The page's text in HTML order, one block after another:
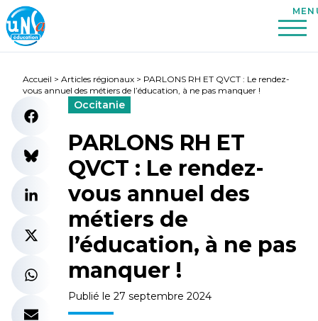
Accueil > Articles régionaux > PARLONS RH ET QVCT : Le rendez-
vous annuel des métiers de l’éducation, à ne pas manquer !
Occitanie
PARLONS RH ET
QVCT : Le rendez-
vous annuel des
métiers de
l’éducation, à ne pas
manquer !
Publié le 27 septembre 2024